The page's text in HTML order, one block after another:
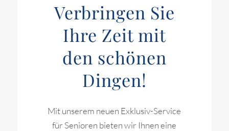
Verbringen Sie
Ihre Zeit mit
den schönen
Dingen!
Mit unserem neuen Exklusiv-Service
für Senioren bieten wir Ihnen eine